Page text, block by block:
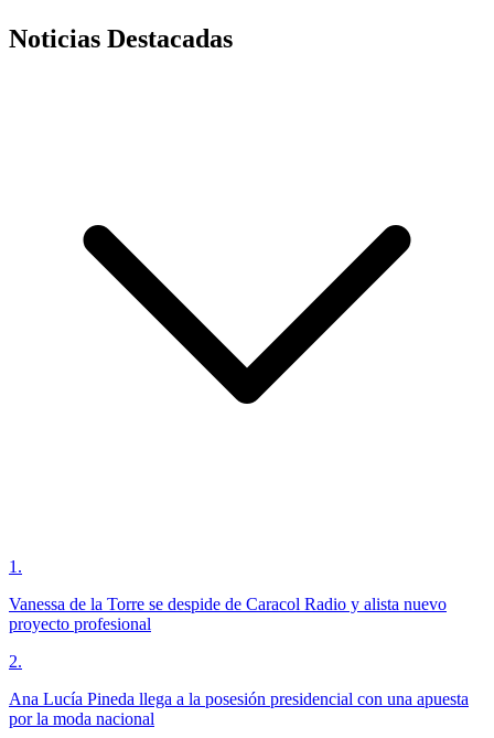
Noticias Destacadas
1 .
Vanessa de la Torre se despide de Caracol Radio y alista nuevo
proyecto profesional
2.
Ana Lucía Pineda llega a la posesión presidencial con una apuesta
por la moda nacional